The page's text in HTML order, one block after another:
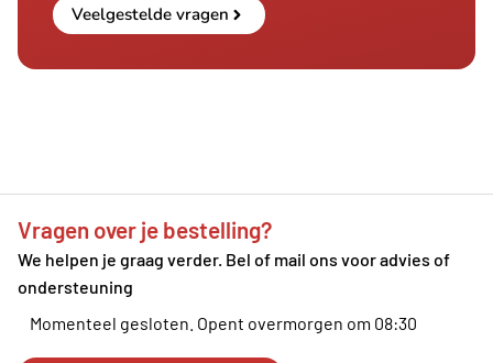
Veelgestelde vragen
Vragen over je bestelling?
We helpen je graag verder. Bel of mail ons voor advies of
ondersteuning
Momenteel gesloten. Opent overmorgen om 08:30